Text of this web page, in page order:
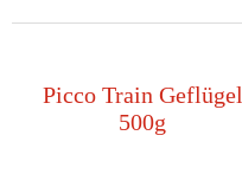
Picco Train Geflügel
500g